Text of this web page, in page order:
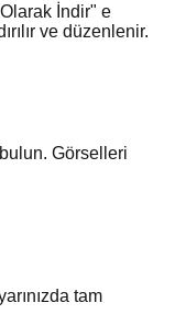
İndir" e
ve düzenlenir.
Görselleri
tam